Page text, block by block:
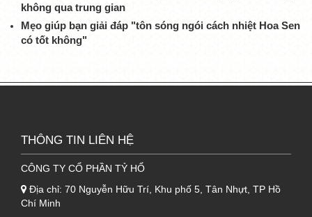
không qua trung gian
Mẹo giúp bạn giải đáp "tôn sóng ngói cách nhiệt Hoa Sen
có tốt không"
THÔNG TIN LIÊN HỆ
CÔNG TY CỔ PHẦN TỶ HỔ
Địa chỉ: 70 Nguyễn Hữu Trí, Khu phố 5, Tân Nhựt, TP Hồ
Chí Minh